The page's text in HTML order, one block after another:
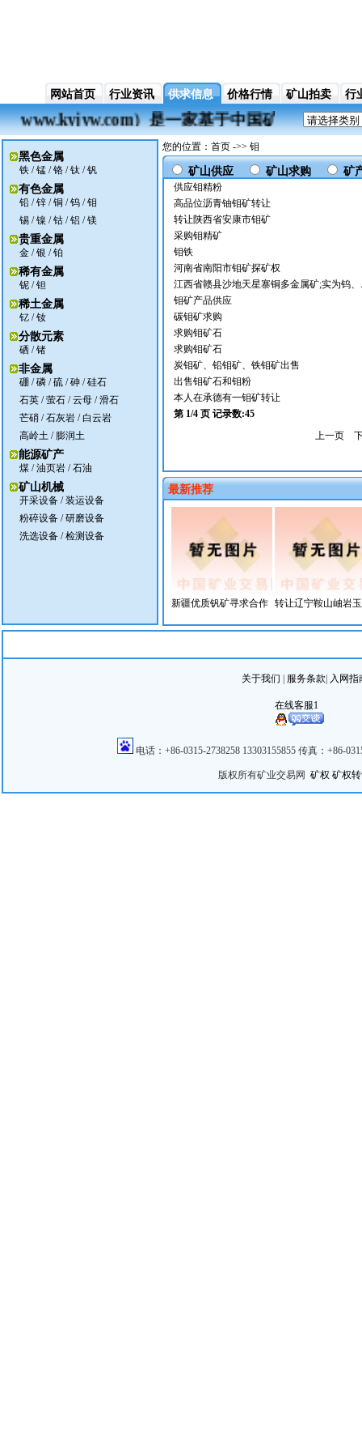
网站首页 行业资讯 供求信息 价格行情 矿山拍卖 行
www.kyjyw.com）是一家基于中国矿业交易、
黑色金属
铁 /锰 /铬 /钛 /钒
有色金属
铅 /锌 /铜 /钨 /钼
锡 /镍 /钴 /铝 /镁
贵重金属
金 /银 / 铂
稀有金属
铌 /钽
稀土金属
钇 /钕
分散元素
硒 /锗
非金属
硼 /磷 /硫 /砷 /硅石
石英 /萤石 /云母 /滑石
芒硝 /石灰岩 /白云岩
高岭土 / 膨润土
能源矿产
煤 / 油页岩 /石油
矿山机械
开采设备 /装运设备
粉碎设备 /研磨设备
洗选设备 /检测设备
您的位置：首页 ->> 钼
矿山供应 矿山求购 矿
供应钼精粉
高品位沥青铀钼矿转让
转让陕西省安康市钼矿
采购钼精矿
钼铁
河南省南阳市钼矿探矿权
江西省赣县沙地天星寨铜多金属矿;实为钨、
钼矿产品供应
碳钼矿求购
求购钼矿石
求购钼矿石
炭钼矿、铅钼矿、铁钼矿出售
出售钼矿石和钼粉
本人在承德有一钼矿转让
第 1/4 页 记录数:45
上一页
最新推荐
新疆优质钒矿寻求合作 转让辽宁鞍山岫岩
关于我们 服务条款 入网指
在线客服1
电话：+86-0315-2738258 13303155855 传真：+86-
版权所有矿业交易网矿权 矿权